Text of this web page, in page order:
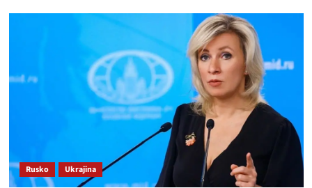
Klamstvá
obrovské,
Rusko Ukrajina